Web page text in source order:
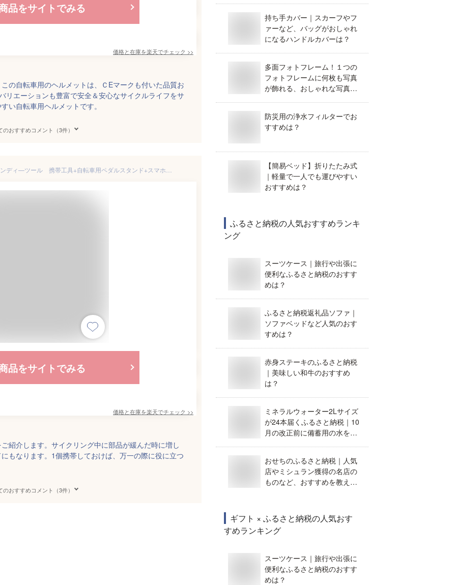
品をサイトでみる
価格と在庫を楽天でチェック >>
の自転車用のヘルメットは、ＣEマークも付いた品質お
リエーションも豊富で安全＆安心なサイクルライフをサ
い自転車用ヘルメットです。
のおすすめコメント（3件）
品をサイトでみる
価格と在庫を楽天でチェック >>
紹介します。サイクリング中に部品が緩んだ時に増し
もなります。1個携帯しておけば、万一の際に役に立つ
のおすすめコメント（3件）
持ち手カバー｜スカーフやフ
ァーなど、バッグがおしゃれ
になるハンドルカバーは？
多面フォトフレーム！１つの
フォトフレームに何枚も写真
が飾れる、おしゃれな写真立
防災用の浄水フィルターでお
すすめは？
【簡易ベッド】折りたたみ式
｜軽量で一人でも運びやすい
おすすめは？
ふるさと納税の人気おすすめランキ
ング
スーツケース｜旅行や出張に
便利なふるさと納税のおすす
めは？
ふるさと納税返礼品ソファ｜
ソファベッドなど人気のおす
すめは？
赤身ステーキのふるさと納税
｜美味しい和牛のおすすめ
は？
ミネラルウォーター2Lサイズ
が24本届くふるさと納税｜10
月の改正前に備蓄用の水を賢
おせちのふるさと納税｜人気
店やミシュラン獲得の名店の
ものなど、おすすめを教え
ギフト × ふるさと納税の人気おす
すめランキング
スーツケース｜旅行や出張に
便利なふるさと納税のおすす
めは？